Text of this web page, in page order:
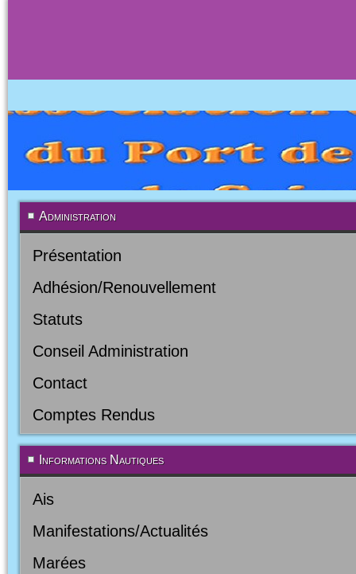
Administration
Présentation
Adhésion/Renouvellement
Statuts
Conseil Administration
Contact
Comptes Rendus
Informations Nautiques
Ais
Manifestations/Actualités
Marées